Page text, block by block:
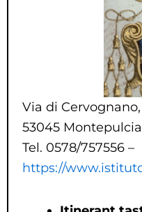
Via di
53045
Tel. 0578/757556 –
https://